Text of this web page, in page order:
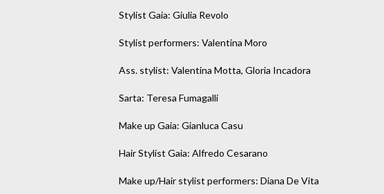
Stylist Gaia: Giulia Revolo
Stylist performers: Valentina Moro
Ass. stylist: Valentina Motta, Gloria Incadora
Sarta: Teresa Fumagalli
Make up Gaia: Gianluca Casu
Hair Stylist Gaia: Alfredo Cesarano
Make up/Hair stylist performers: Diana De Vita